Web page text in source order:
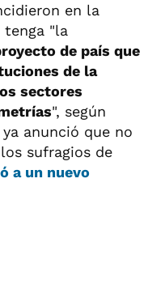
en la
tenga "la
de país que
de la
sectores
", según
anunció que no
sufragios de
a un nuevo